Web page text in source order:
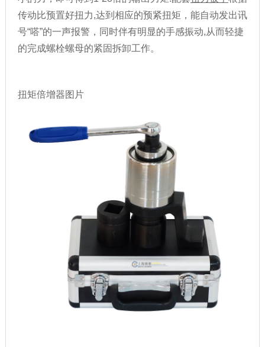
传动比预置好扭力,达到相应的预紧扭矩，能自动发出讯
号“嗒”的一声报警，同时伴有明显的手感振动,从而轻捷
的完成螺栓螺母的紧固拆卸工作。
扭矩倍增器图片